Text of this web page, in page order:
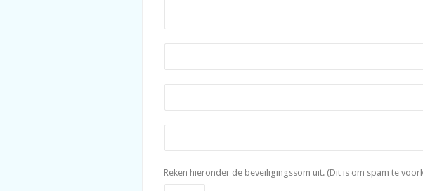
Reken hieronder de beveiligingssom uit. (Dit is om spam te